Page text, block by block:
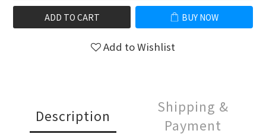
ADD TO CART BUY NOW
Add to Wishlist
Description
Shipping &
Payment